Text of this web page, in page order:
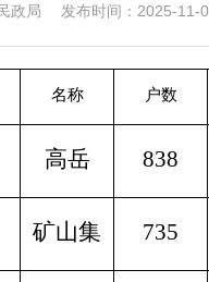
民政局 发布时间：2025-
名称 户数
高岳 838
矿山集 735